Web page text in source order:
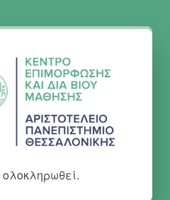
ολοκληρωθεί.